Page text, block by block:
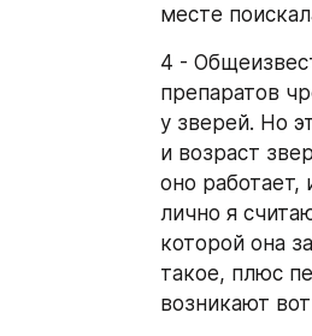
месте
4 -
препаратов
у зверей. Но
и возраст
оно
лично я
которой она
такое, плюс
возникают